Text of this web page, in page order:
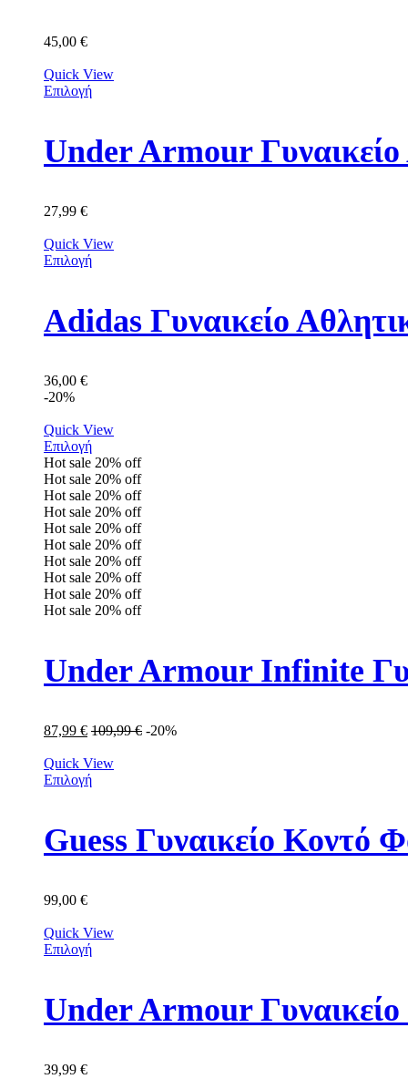
45,00 €
Quick View
Επιλογή
Under Armour
27,99 €
Quick View
Επιλογή
Adidas Γυναικείο
36,00 €
-20%
Quick View
Επιλογή
Hot sale 20% off
Hot sale 20% off
Hot sale 20% off
Hot sale 20% off
Hot sale 20% off
Hot sale 20% off
Hot sale 20% off
Hot sale 20% off
Hot sale 20% off
Hot sale 20% off
Under Armour Infinite
87,99 € 109,99€ -20%
Quick View
Επιλογή
Guess Γυναικείο
99,00 €
Quick View
Επιλογή
Under Armour
39,99 €